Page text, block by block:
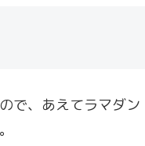
で、あえてラマダン